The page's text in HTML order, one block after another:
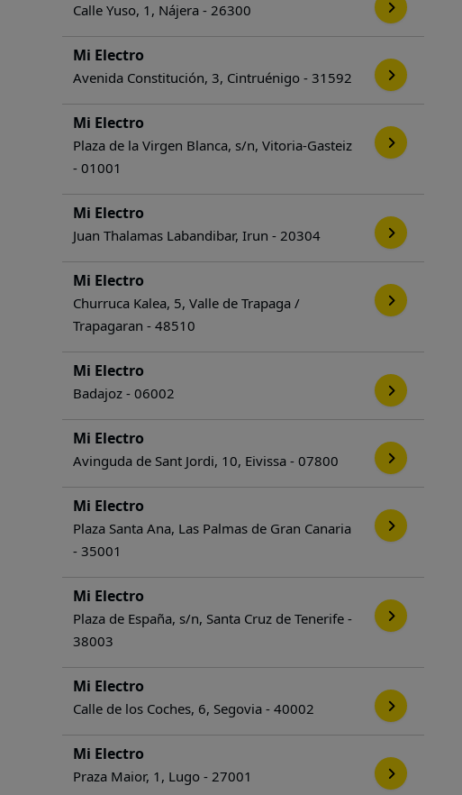
Calle Yuso, 1, Nájera - 26300
Mi Electro
Avenida Constitución, 3, Cintruénigo - 31592
Mi Electro
Plaza de la Virgen Blanca, s/n, Vitoria-Gasteiz
- 01001
Mi Electro
Juan Thalamas Labandibar, Irun - 20304
Mi Electro
Churruca Kalea, 5, Valle de Trapaga /
Trapagaran - 48510
Mi Electro
Badajoz - 06002
Mi Electro
Avinguda de Sant Jordi, 10, Eivissa - 07800
Mi Electro
Plaza Santa Ana, Las Palmas de Gran Canaria
- 35001
Mi Electro
Plaza de España, s/n, Santa Cruz de Tenerife -
38003
Mi Electro
Calle de los Coches, 6, Segovia - 40002
Mi Electro
Praza Maior, 1, Lugo - 27001